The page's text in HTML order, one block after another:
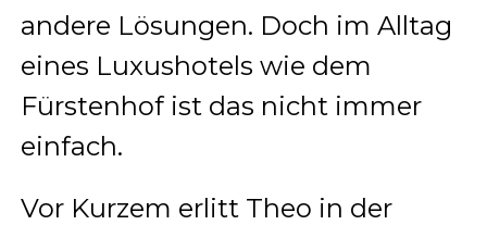
andere Lösungen. Doch im Alltag
eines Luxushotels wie dem
Fürstenhof ist das nicht immer
einfach.
Vor Kurzem erlitt Theo in der